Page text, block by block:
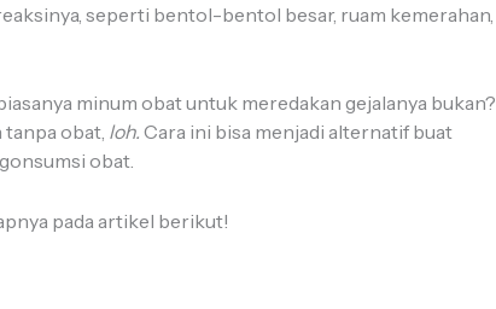
seperti bentol-bentol besar, ruam kemerahan,
minum obat untuk meredakan gejalanya bukan?
tanpa obat, loh. Cara ini bisa menjadi alternatif buat
obat.
pada artikel berikut!